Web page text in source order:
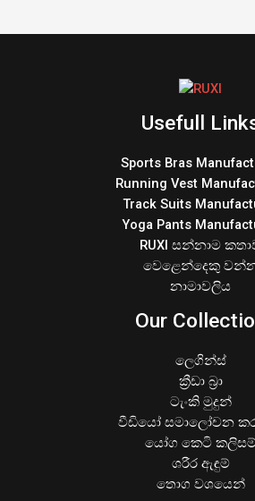
Usefull
Sports Bras
Running Vest
Track Suits
Yoga Pants
RUXI සන්නාම
වෙළෙන්දෙකු
නාමාවලිය
Our
ලෙගින්ස්
ක්‍රීඩා බ්‍රා
ටැංකි මුදුන්
වීඩියෝ සමාලෝචන
යෝග කෙටි
ශරීර ඇඳුම්
තොග වශයෙන්